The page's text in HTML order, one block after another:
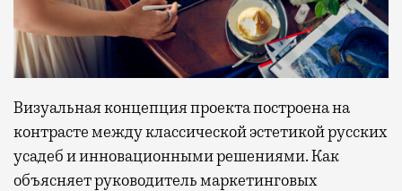
Визуальная концепция проекта построена на
контрасте между классической эстетикой русских
усадеб и инновационными решениями. Как
объясняет руководитель маркетинговых